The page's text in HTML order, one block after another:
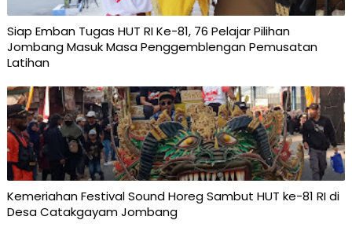
Siap Emban Tugas HUT RI Ke-81, 76 Pelajar Pilihan
Jombang Masuk Masa Penggemblengan Pemusatan
Latihan
Kemeriahan Festival Sound Horeg Sambut HUT ke-81 RI di
Desa Catakgayam Jombang